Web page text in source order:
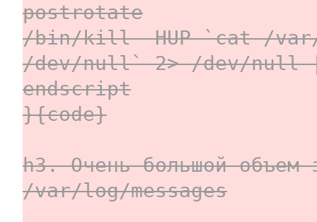
postrotate
/bin/kill -HUP `cat /var/
/dev/null` 2> /dev/null
endscript
}{code}
h3. Очень большой объем
/var/log/messages